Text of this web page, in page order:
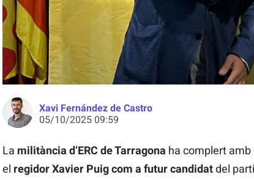
Els dos candidats a les primàries d’ERC, Saül Garreta i
Xavi Fernández de Castro
05/10/2025 09:59
La militància d’ERC de Tarragona ha complert
el regidor Xavier Puig com a futur candidatdel